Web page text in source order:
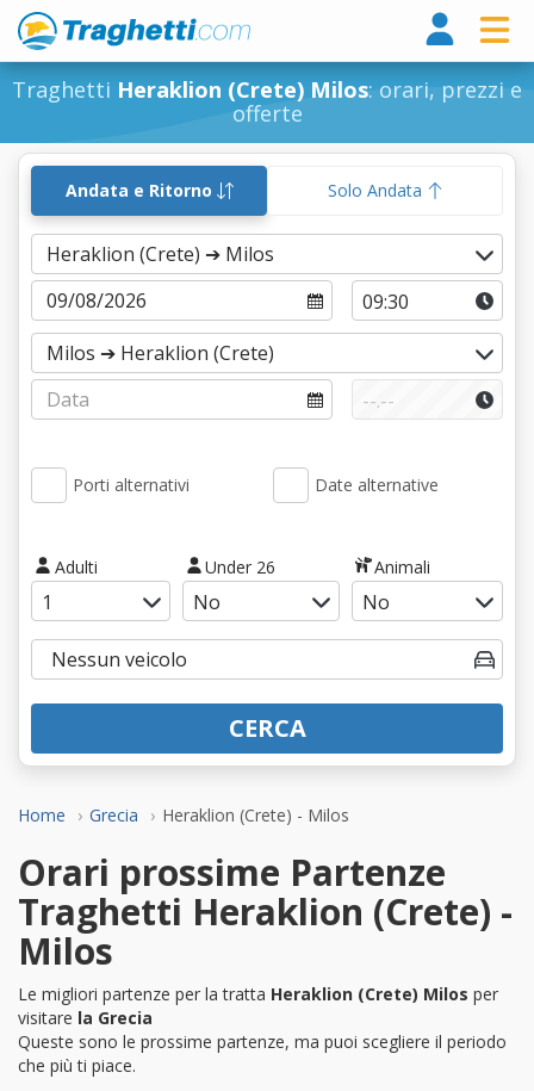
Traghetti Heraklion (Crete) Milos: orari, prezzi e
offerte
Home Grecia Heraklion (Crete) - Milos
Andata e Ritorno Solo Andata
Porti alternativi Date alternative
Adulti Under 26 Animali
CERCA
Orari prossime Partenze
Traghetti Heraklion (Crete) -
Milos
Le migliori partenze per la tratta Heraklion (Crete) Milos per
visitare la Grecia
Queste sono le prossime partenze, ma puoi scegliere il periodo
che più ti piace.